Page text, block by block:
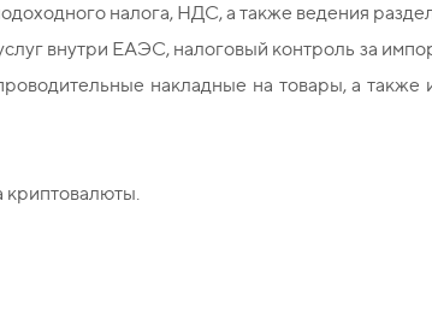
налога, НДС, а также ведения
внутри ЕАЭС, налоговый контроль за
накладные на товары, а
криптовалюты.